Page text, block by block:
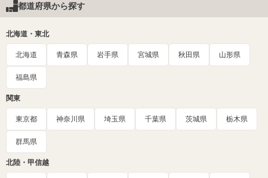
都道府県から探す
北海道・東北
北海道 青森県 岩手県 宮城県 秋田県 山形県
福島県
関東
東京都 神奈川県 埼玉県 千葉県 茨城県 栃木県
群馬県
北陸・甲信越